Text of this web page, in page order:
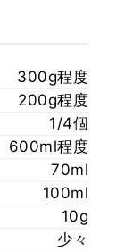
300g程度
200g程度
1/4個
600ml程度
70ml
100ml
10g
少々